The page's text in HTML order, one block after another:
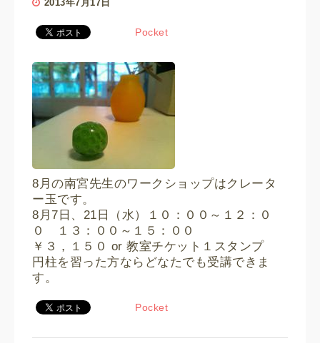
2013年7月17日
Pocket
8月の南宮先生のワークショップはクレータ
ー玉です。
8月7日、21日（水）１０：００～１２：０
０ １３：００～１５：００
￥３，１５０ or 教室チケット１スタンプ
円柱を習った方ならどなたでも受講できま
す。
Pocket